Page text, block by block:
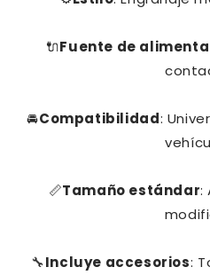
🔌Fuente de
🚘Compatibilidad:
📏Tamaño estándar:
🔧Incluye accesorios: